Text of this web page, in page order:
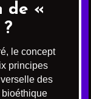
de «
le concept
principes
des
bioéthique